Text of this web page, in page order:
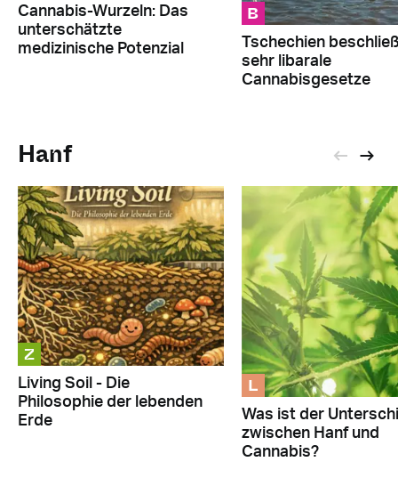
Cannabis-Wurzeln: Das
unterschätzte
medizinische Potenzial
B
Tschechien
sehr libarale
Cannabisgesetze
Hanf
Z
Living Soil - Die
Philosophie der lebenden
Erde
L
Was ist der
zwischen Hanf und
Cannabis?